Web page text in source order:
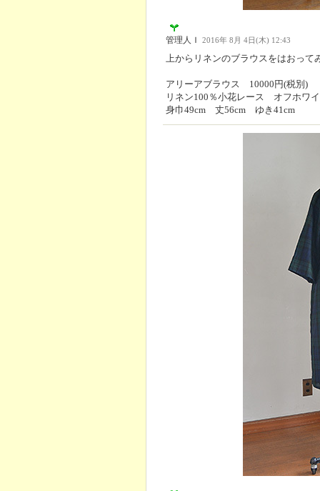
管理人Ｉ 2016年 8月 4日(木) 12:43
上からリネンのブラウスをはおって
アリーアブラウス 10000円(税別)
リネン100％小花レース オフホワ
身巾49cm 丈56cm ゆき41cm